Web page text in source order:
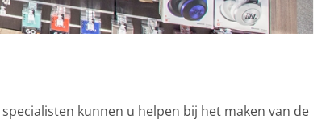
kunnen u helpen bij het maken van de